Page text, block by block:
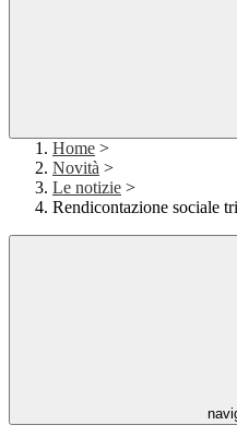
Home >
Novità >
Le notizie >
Rendicontazione sociale